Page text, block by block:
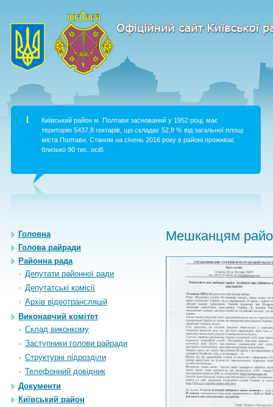
Київський район м. Полтави заснований у 1952 році, має
територію 5437,8 гектарів, що складає 52,8 % від загальної площі
міста Полтави. Станом на січень 2016 року в районі проживає
близько 90 тис. осіб.
Головна
Голова райради
Районна рада
Депутати районної ради
Депутатські комісії
Архiв вiдеотрансляцiй
Виконавчий комітет
Склад виконкому
Заступники голови райради
Структурні підрозділи
Телефонний довідник
Документи
Київський район
Мешканцям